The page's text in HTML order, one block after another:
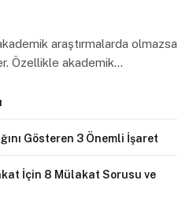
araştırmalarda olmazsa
Özellikle akademik…
Gösteren 3 Önemli İşaret
İçin 8 Mülakat Sorusu ve